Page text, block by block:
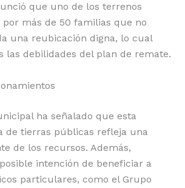
que uno de los terrenos
por más de 50 familias que no
una reubicación digna, lo cual
las debilidades del plan de remate.
ha señalado que esta
de tierras públicas refleja una
de los recursos. Además,
intención de beneficiar a
particulares, como el Grupo